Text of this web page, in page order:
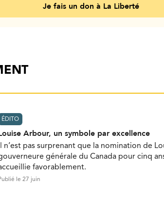
Je fais un don à La Liberté
ÉDITO
Arbour, un symbole par excellence
Il n’est pas surprenant que la nomination de
générale du Canada pour cinq
favorablement.
le 27 juin